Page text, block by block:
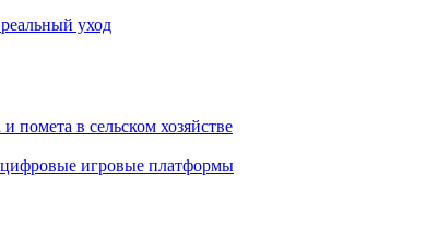
уход
помета в сельском хозяйстве
цифровые игровые платформы